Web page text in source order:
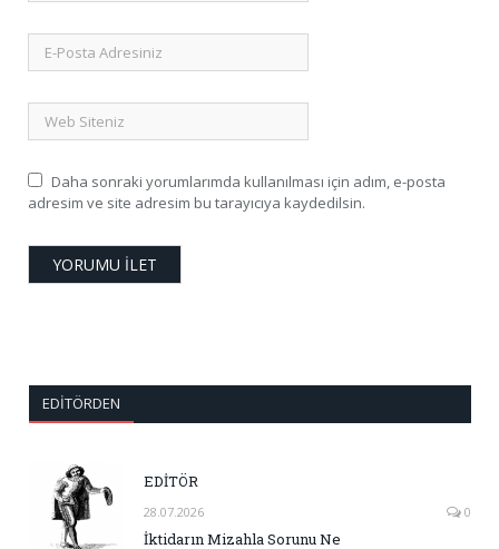
Daha sonraki yorumlarımda kullanılması için adım, e-posta
adresim ve site adresim bu tarayıcıya kaydedilsin.
EDITÖRDEN
EDİTÖR
28.07.2026 0
İktidarın Mizahla Sorunu Ne